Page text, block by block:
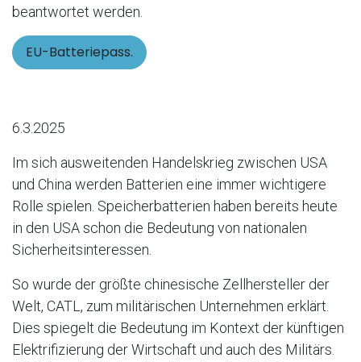
beantwortet werden.
EU-Batteriepass.
6.3.2025
Im sich ausweitenden Handelskrieg zwischen USA
und China werden Batterien eine immer wichtigere
Rolle spielen. Speicherbatterien haben bereits heute
in den USA schon die Bedeutung von nationalen
Sicherheitsinteressen.
So wurde der größte chinesische Zellhersteller der
Welt, CATL, zum militärischen Unternehmen erklärt.
Dies spiegelt die Bedeutung im Kontext der künftigen
Elektrifizierung der Wirtschaft und auch des Militärs.